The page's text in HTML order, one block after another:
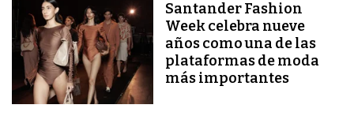
Santander Fashion
Week celebra nueve
años como una de las
plataformas de moda
más importantes